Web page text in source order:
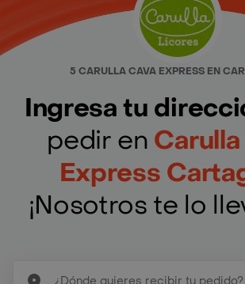
5 CARULLA CAVA EXPRESS EN
Ingresa tu
pedir en
Express
¡Nosotros te lo